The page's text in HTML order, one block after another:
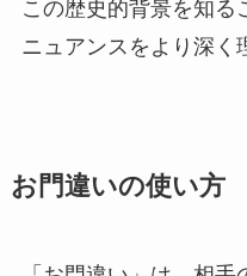
この歴史的背景を知る
ニュアンスをより深く
お門違いの使い方